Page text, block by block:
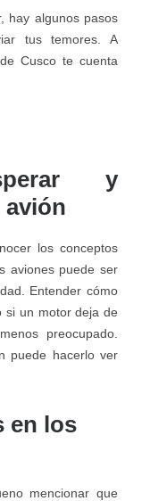
hay algunos pasos
tus temores. A
Cusco te cuenta
y
avión
los conceptos
aviones puede ser
Entender cómo
si un motor deja de
preocupado.
puede hacerlo ver
en los
mencionar que